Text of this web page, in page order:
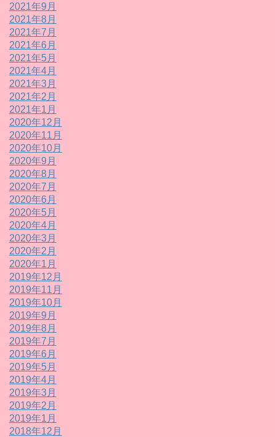
2021年9月
2021年8月
2021年7月
2021年6月
2021年5月
2021年4月
2021年3月
2021年2月
2021年1月
2020年12月
2020年11月
2020年10月
2020年9月
2020年8月
2020年7月
2020年6月
2020年5月
2020年4月
2020年3月
2020年2月
2020年1月
2019年12月
2019年11月
2019年10月
2019年9月
2019年8月
2019年7月
2019年6月
2019年5月
2019年4月
2019年3月
2019年2月
2019年1月
2018年12月